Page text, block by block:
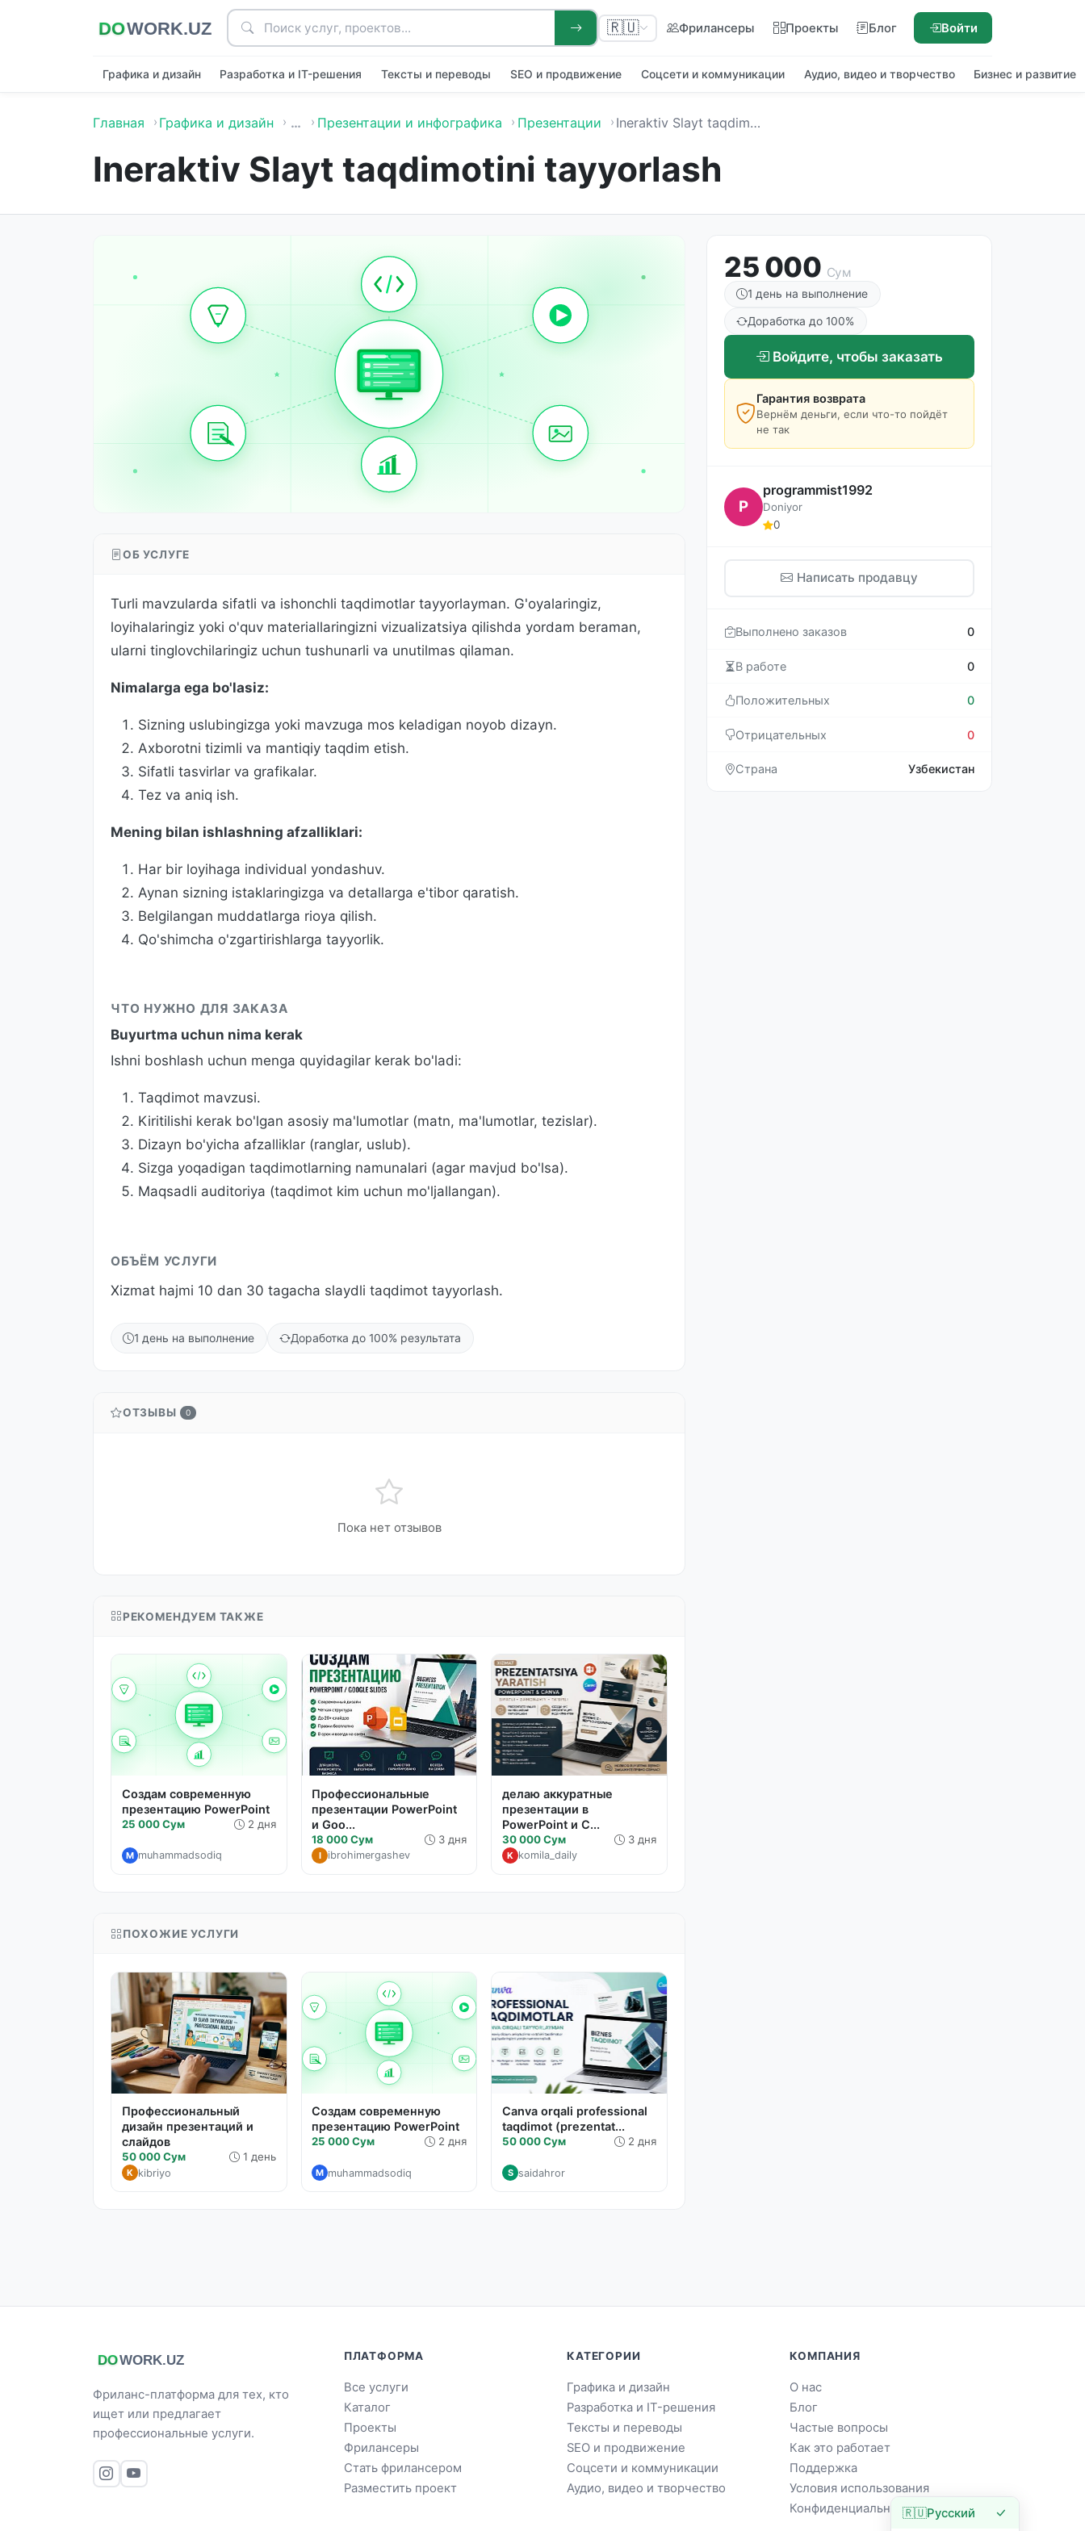
🇷🇺 Фрилансеры Проекты Блог Войти
Графика и дизайн Разработка и IT-решения Тексты и переводы SEO и продвижение Соцсети и коммуникации Аудио, видео и творчество Бизнес и развитие
Главная Графика и дизайн … Презентации и инфографика Презентации Ineraktiv Slayt taqdimotini tayyorlash
Ineraktiv Slayt taqdimotini tayyorlash
ОБ УСЛУГЕ
Turli mavzularda sifatli va ishonchli taqdimotlar tayyorlayman. G'oyalaringiz,
loyihalaringiz yoki o'quv materiallaringizni vizualizatsiya qilishda yordam beraman,
ularni tinglovchilaringiz uchun tushunarli va unutilmas qilaman.
Nimalarga ega bo'lasiz:
Sizning uslubingizga yoki mavzuga mos keladigan noyob dizayn.
Axborotni tizimli va mantiqiy taqdim etish.
Sifatli tasvirlar va grafikalar.
Tez va aniq ish.
Mening bilan ishlashning afzalliklari:
Har bir loyihaga individual yondashuv.
Aynan sizning istaklaringizga va detallarga e'tibor qaratish.
Belgilangan muddatlarga rioya qilish.
Qo'shimcha o'zgartirishlarga tayyorlik.
ЧТО НУЖНО ДЛЯ ЗАКАЗА
Buyurtma uchun nima kerak
Ishni boshlash uchun menga quyidagilar kerak bo'ladi:
Taqdimot mavzusi.
Kiritilishi kerak bo'lgan asosiy ma'lumotlar (matn, ma'lumotlar, tezislar).
Dizayn bo'yicha afzalliklar (ranglar, uslub).
Sizga yoqadigan taqdimotlarning namunalari (agar mavjud bo'lsa).
Maqsadli auditoriya (taqdimot kim uchun mo'ljallangan).
ОБЪЁМ УСЛУГИ
Xizmat hajmi 10 dan 30 tagacha slaydli taqdimot tayyorlash.
1 день на выполнение Доработка до 100% результата
ОТЗЫВЫ 0
Пока нет отзывов
РЕКОМЕНДУЕМ ТАКЖЕ
Создам современную
презентацию PowerPoint
25 000 Сум 2 дня
M muhammadsodiq
Профессиональные
презентации PowerPoint
и Goo...
18 000 Сум 3 дня
I ibrohimergashev
делаю аккуратные
презентации в
PowerPoint и C...
30 000 Сум 3 дня
K komila_daily
ПОХОЖИЕ УСЛУГИ
Профессиональный
дизайн презентаций и
слайдов
50 000 Сум 1 день
K kibriyo
Создам современную
презентацию PowerPoint
25 000 Сум 2 дня
M muhammadsodiq
Canva orqali professional
taqdimot (prezentat...
50 000 Сум 2 дня
S saidahror
25 000 Сум
1 день на выполнение
Доработка до 100%
Войдите, чтобы заказать
Гарантия возврата
Вернём деньги, если что-то пойдёт
не так
P
programmist1992
Doniyor
0
Написать продавцу
Выполнено заказов 0
В работе 0
Положительных 0
Отрицательных 0
Страна Узбекистан
Фриланс-платформа для тех, кто
ищет или предлагает
профессиональные услуги.
ПЛАТФОРМА
Все услуги
Каталог
Проекты
Фрилансеры
Стать фрилансером
Разместить проект
КАТЕГОРИИ
Графика и дизайн
Разработка и IT-решения
Тексты и переводы
SEO и продвижение
Соцсети и коммуникации
Аудио, видео и творчество
КОМПАНИЯ
О нас
Блог
Частые вопросы
Как это работает
Поддержка
Условия использования
Конфиденциальность
🇷🇺Русский